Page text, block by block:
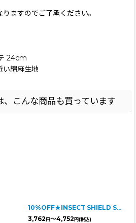
ますのでご了承ください。
24cm
綿麻生地
、こんな商品も買っています
10%OFF★INSECT SHIELD SKIN TIGHT SUIT インセクトシールドスキンタイトスーツ
3,762円～4,752円(税込)